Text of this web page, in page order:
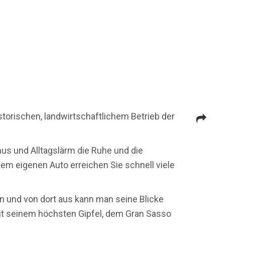
landwirtschaftlichem Betrieb der
und Alltagslärm die Ruhe und die
eigenen Auto erreichen Sie schnell viele
von dort aus kann man seine Blicke
seinem höchsten Gipfel, dem Gran Sasso